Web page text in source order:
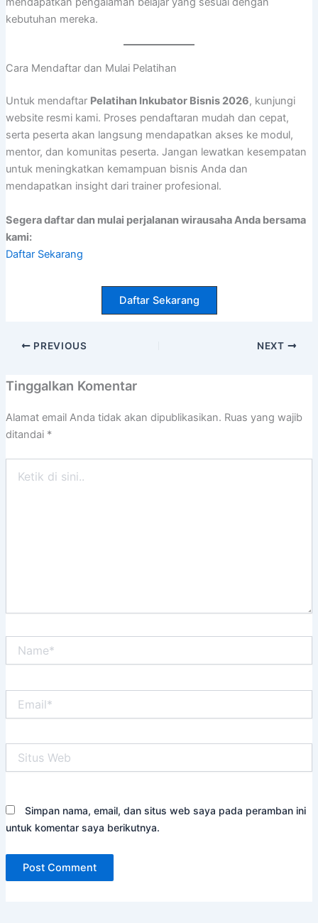
kebutuhan mereka.
Cara Mendaftar dan Mulai Pelatihan
Untuk mendaftar Pelatihan Inkubator Bisnis 2026, kunjungi
website resmi kami. Proses pendaftaran mudah dan cepat,
serta peserta akan langsung mendapatkan akses ke modul,
mentor, dan komunitas peserta. Jangan lewatkan kesempatan
untuk meningkatkan kemampuan bisnis Anda dan
mendapatkan insight dari trainer profesional.
Segera daftar dan mulai perjalanan wirausaha Anda bersama
kami:
Daftar Sekarang
Daftar Sekarang
PREVIOUS NEXT
Tinggalkan Komentar
Alamat email Anda tidak akan dipublikasikan. Ruas yang wajib
ditandai *
Web
Simpan nama, email, dan situs web saya pada peramban ini
untuk komentar saya berikutnya.